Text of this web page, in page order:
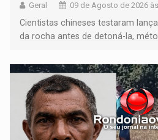
Geral 09 de Agosto de 2026
Cientistas chineses testaram
da rocha antes de detoná-la,